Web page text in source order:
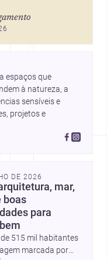
espaços que
à natureza, a
sensíveis e
projetos e
DE 2026
mar,
boas
para
515 mil habitantes
marcada por